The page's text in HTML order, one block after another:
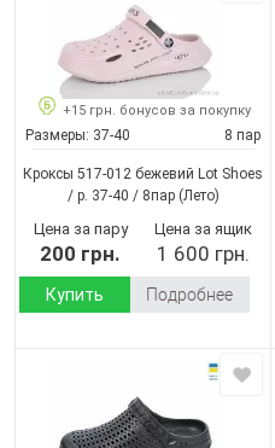
+15 грн. бонусов за покупку
Размеры: 37-40 8 пар
Кроксы 517-012 бежевий Lot Shoes
/ p. 37-40 / 8пар(Лето)
Цена за пару
200 грн.
Цена за ящик
1 600 грн.
Купить Подробнее